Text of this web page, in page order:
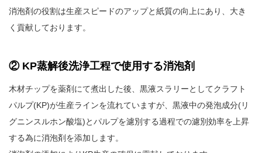
消泡剤の役割は生産スピードのアップと紙質の向上にあり、大き
く貢献しております。
② KP蒸解後洗浄工程で使用する消泡剤
木材チップを薬剤にて煮出した後、黒液スラリーとしてクラフト
パルプ(KP)が生産ラインを流れていますが、黒液中の発泡成分(リ
グニンスルホン酸塩)とパルプを濾別する過程での濾別効率を上昇
する為に消泡剤を添加します。